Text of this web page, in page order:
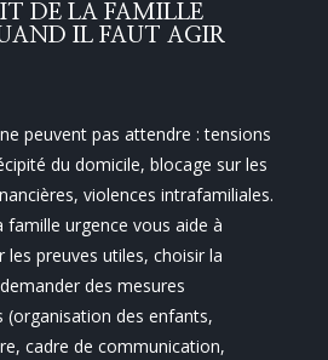
DE LA FAMILLE
IL FAUT AGIR
peuvent pas attendre : tensions
du domicile, blocage sur les
violences intrafamiliales.
urgence vous aide à
les preuves utiles, choisir la
des mesures
(organisation des enfants,
cadre de communication,